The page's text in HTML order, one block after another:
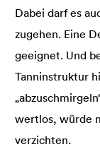
Dabei darf es
zugehen. Eine
geeignet. Und
Tanninstruktur
wertlos, würde
verzichten.